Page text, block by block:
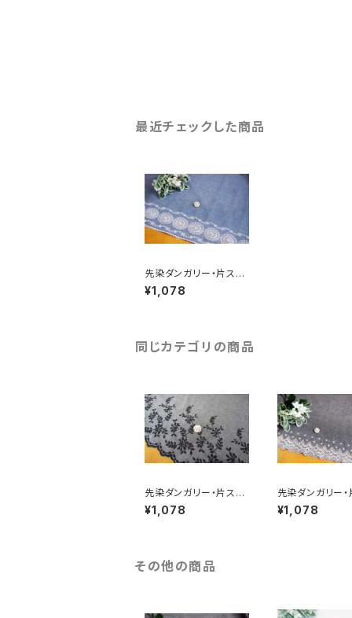
最近チェックした商品
先染ダンガリー・片スカ
ラップレース（RG-280
92d-nvof）
¥1,078
同じカテゴリの商品
先染ダンガリー・片スカ
ラップレース（RG-264
40d-bk）
¥1,078
先染ダンガリー
ラップレース（
1d-bkof）
¥1,078
その他の商品